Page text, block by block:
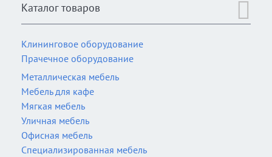
Каталог товаров
Клининговое оборудование
Прачечное оборудование
Металлическая мебель
Мебель для кафе
Мягкая мебель
Уличная мебель
Офисная мебель
Специализированная мебель